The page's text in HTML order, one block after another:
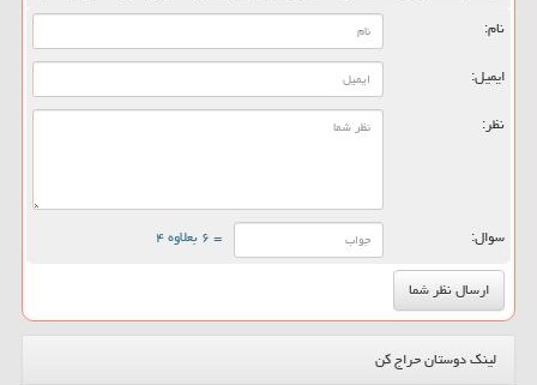
نام:
ایمیل:
نظر:
سوال: = ۶ بعلاوه ۴
لینک دوستان حراج کن